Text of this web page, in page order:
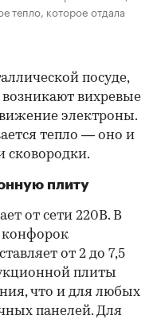
тепло, которое отдала
посуде,
вихревые
электроны.
тепло — оно и
сковородки.
плиту
от сети 220В. В
конфорок
от 2 до 7,5
плиты
что и для любых
панелей. Для